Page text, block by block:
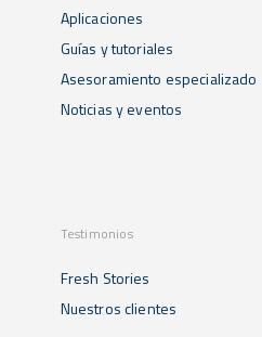
Aplicaciones
Guías y tutoriales
Asesoramiento especializado
Noticias y eventos
Testimonios
Fresh Stories
Nuestros clientes